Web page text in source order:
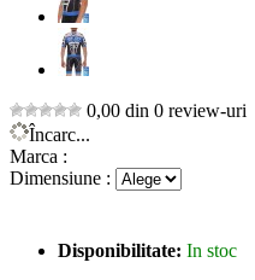
0,00 din 0 review-uri
Încarc...
Marca :
Dimensiune :
Disponibilitate: In stoc